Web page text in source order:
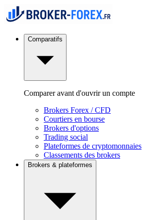
Comparatifs
Comparer avant d'ouvrir un compte
Brokers Forex / CFD
Courtiers en bourse
Brokers d'options
Trading social
Plateformes de cryptomonnaies
Classements des brokers
Brokers & plateformes